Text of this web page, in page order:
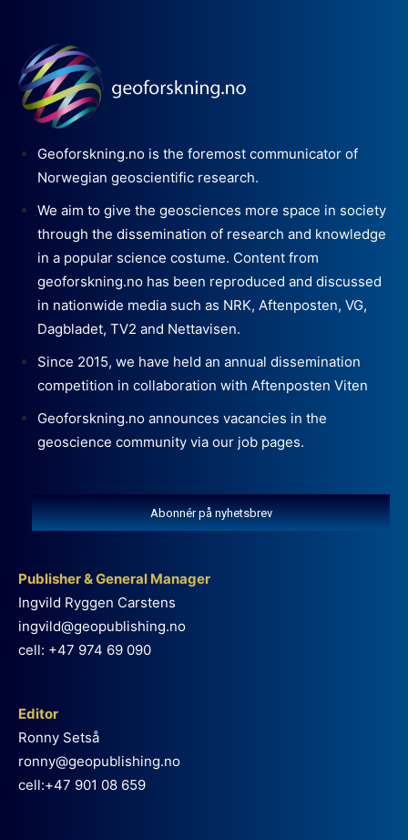
Geoforskning.no is the foremost communicator of
Norwegian geoscientific research.
We aim to give the geosciences more space in society
through the dissemination of research and knowledge
in a popular science costume. Content from
geoforskning.no has been reproduced and discussed
in nationwide media such as NRK, Aftenposten, VG,
Dagbladet, TV2 and Nettavisen.
Since 2015, we have held an annual dissemination
competition in collaboration with Aftenposten Viten
Geoforskning.no announces vacancies in the
geoscience community via our job pages.
Abonnér på nyhetsbrev
Publisher & General Manager
Ingvild Ryggen Carstens
ingvild@geopublishing.no
cell: +47 974 69 090
Editor
Ronny Setså
ronny@geopublishing.no
cell:+47 901 08 659